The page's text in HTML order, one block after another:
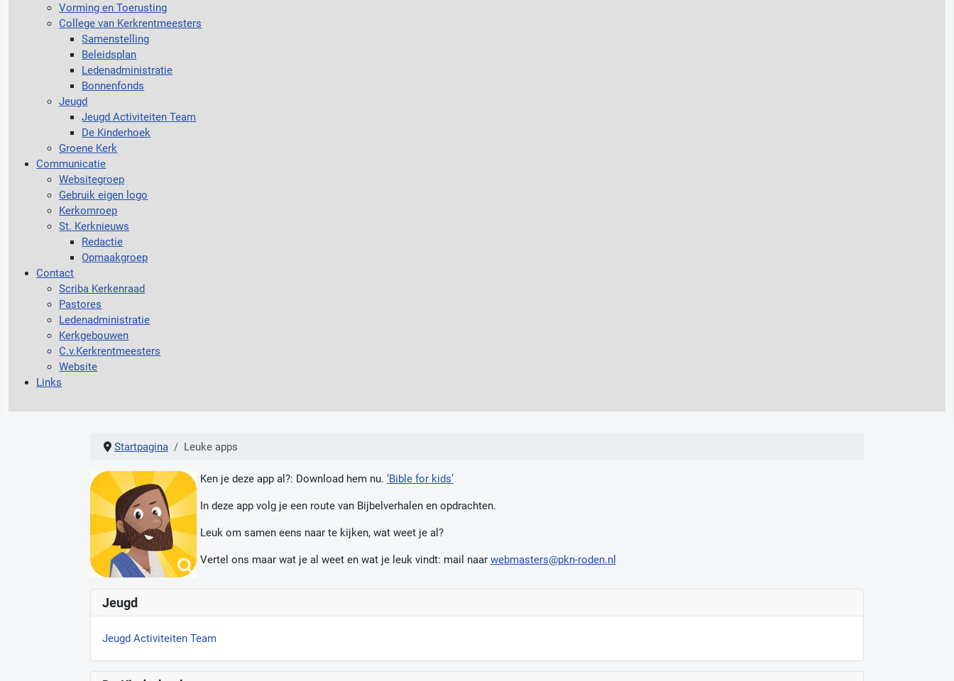
Vorming en Toerusting
College van Kerkrentmeesters
Samenstelling
Beleidsplan
Ledenadministratie
Bonnenfonds
Jeugd
Jeugd Activiteiten Team
De Kinderhoek
Groene Kerk
Communicatie
Websitegroep
Gebruik eigen logo
Kerkomroep
St. Kerknieuws
Redactie
Opmaakgroep
Contact
Scriba Kerkenraad
Pastores
Ledenadministratie
Kerkgebouwen
C.v.Kerkrentmeesters
Website
Links
Startpagina Leuke apps
Ken je deze app al?: Download hem nu. ‘Bible for kids’
In deze app volg je een route van Bijbelverhalen en opdrachten.
Leuk om samen eens naar te kijken, wat weet je al?
Vertel ons maar wat je al weet en wat je leuk vindt: mail naar webmasters@pkn-roden.nl
Jeugd
Jeugd Activiteiten Team